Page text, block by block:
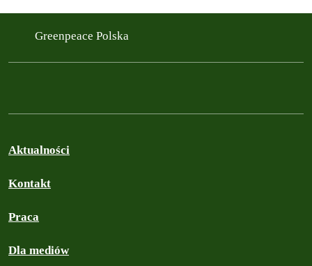
Greenpeace Polska
Aktualności
Kontakt
Praca
Dla mediów